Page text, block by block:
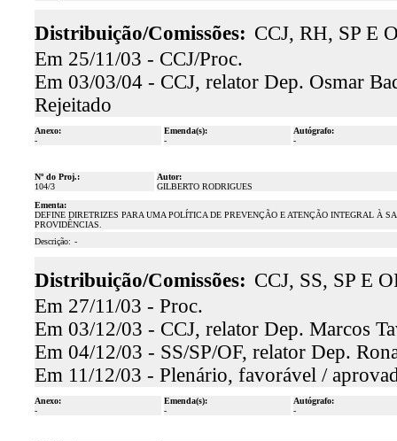
Distribuição/Comissões: CCJ, RH, SP E
Em 25/11/03 - CCJ/Proc.
Em 03/03/04 - CCJ, relator Dep. Osmar
Rejeitado
Anexo:
-
Emenda(s):
-
Autógrafo:
-
Nº do Proj.:
104/3
Autor:
GILBERTO RODRIGUES
Ementa:
DEFINE DIRETRIZES PARA UMA POLÍTICA DE PREVENÇÃO E ATENÇÃO INTEGRAL À
PROVIDÊNCIAS.
Descrição: -
Distribuição/Comissões: CCJ, SS, SP E
Em 27/11/03 - Proc.
Em 03/12/03 - CCJ, relator Dep. Marcos
Em 04/12/03 - SS/SP/OF, relator Dep.
Em 11/12/03 - Plenário, favorável /
Anexo:
-
Emenda(s):
-
Autógrafo:
-